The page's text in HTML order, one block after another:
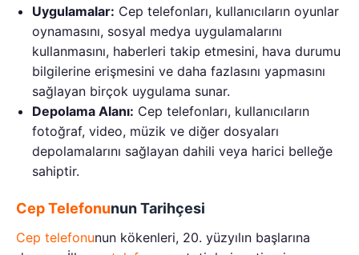
Uygulamalar: Cep telefonları, kullanıcıların oyunlar
oynamasını, sosyal medya uygulamalarını
kullanmasını, haberleri takip etmesini, hava durumu
bilgilerine erişmesini ve daha fazlasını yapmasını
sağlayan birçok uygulama sunar.
Depolama Alanı: Cep telefonları, kullanıcıların
fotoğraf, video, müzik ve diğer dosyaları
depolamalarını sağlayan dahili veya harici belleğe
sahiptir.
Cep Telefonunun Tarihçesi
Cep telefonunun kökenleri, 20. yüzyılın başlarına